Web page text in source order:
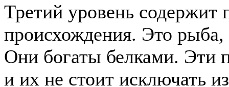
Третий уровень содержит
происхождения. Это
Они богаты белками. Эти
и их не стоит исключать